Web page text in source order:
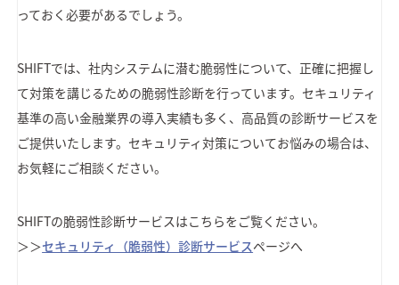
っておく必要があるでしょう。
SHIFTでは、社内システムに潜む脆弱性について、正確に把握し
て対策を講じるための脆弱性診断を行っています。セキュリティ
基準の高い金融業界の導入実績も多く、高品質の診断サービスを
ご提供いたします。セキュリティ対策についてお悩みの場合は、
お気軽にご相談ください。
SHIFTの脆弱性診断サービスはこちらをご覧ください。
＞＞セキュリティ（脆弱性）診断サービスページへ